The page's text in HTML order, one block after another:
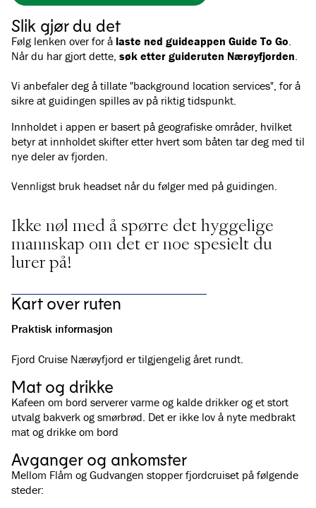
Slik gjør du det
Følg lenken over for å laste ned guideappen Guide To Go.
Når du har gjort dette, søk etter guideruten Nærøyfjorden.
Vi anbefaler deg å tillate "background location services", for å
sikre at guidingen spilles av på riktig tidspunkt.
Innholdet i appen er basert på geografiske områder, hvilket
betyr at innholdet skifter etter hvert som båten tar deg med til
nye deler av fjorden.
Vennligst bruk headset når du følger med på guidingen.
Ikke nøl med å spørre det hyggelige
mannskap om det er noe spesielt du
lurer på!
Kart over ruten
Praktisk informasjon
Fjord Cruise Nærøyfjord er tilgjengelig året rundt.
Mat og drikke
Kafeen om bord serverer varme og kalde drikker og et stort
utvalg bakverk og smørbrød. Det er ikke lov å nyte medbrakt
mat og drikke om bord
Avganger og ankomster
Mellom Flåm og Gudvangen stopper fjordcruiset på følgende
steder: